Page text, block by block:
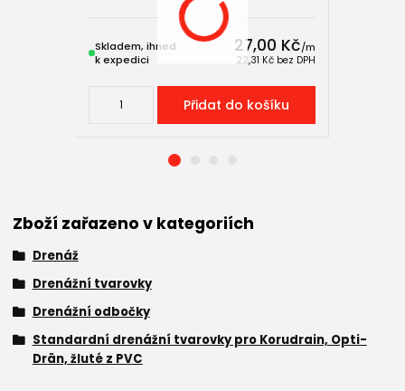
27,00 Kč/m
22,31 Kč bez DPH
Skladem, ihned
k expedici
Přidat do košíku
Zboží zařazeno v kategoriích
Drenáž
Drenážní tvarovky
Drenážní odbočky
Standardní drenážní tvarovky pro Korudrain, Opti-
Drän, žluté z PVC